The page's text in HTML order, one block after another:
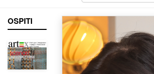
OSPITI